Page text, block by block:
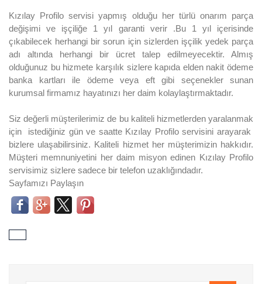
Kızılay Profilo servisi yapmış olduğu her türlü onarım parça
değişimi ve işçiliğe 1 yıl garanti verir .Bu 1 yıl içerisinde
çıkabilecek herhangi bir sorun için sizlerden işçilik yedek parça
adı altında herhangi bir ücret talep edilmeyecektir. Almış
olduğunuz bu hizmete karşılık sizlere kapıda elden nakit ödeme
banka kartları ile ödeme veya eft gibi seçenekler sunan
kurumsal firmamız hayatınızı her daim kolaylaştırmaktadır.
Siz değerli müşterilerimiz de bu kaliteli hizmetlerden yaralanmak
için istediğiniz gün ve saatte Kızılay Profilo servisini arayarak
bizlere ulaşabilirsiniz. Kaliteli hizmet her müşterimizin hakkıdır.
Müşteri memnuniyetini her daim misyon edinen Kızılay Profilo
servisimiz sizlere sadece bir telefon uzaklığındadır.
Sayfamızı Paylaşın